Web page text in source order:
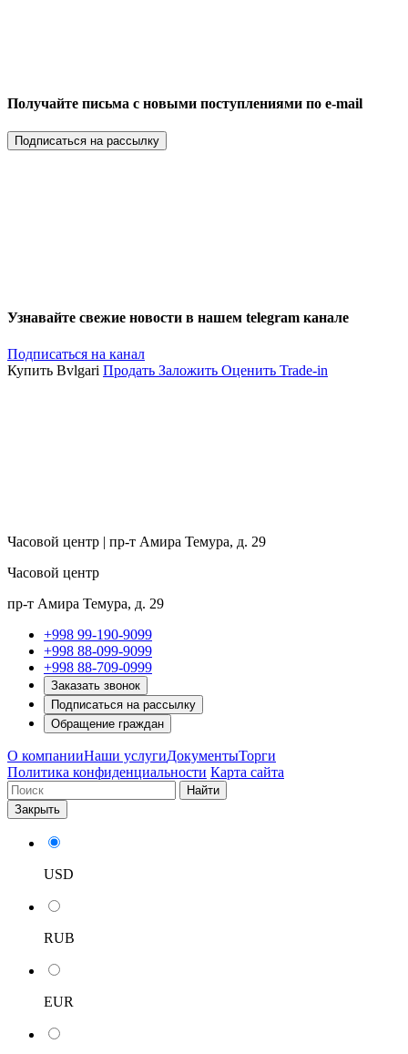
Получайте письма с новыми поступлениями по e-mail
Подписаться на рассылку
Узнавайте свежие новости в нашем telegram канале
Подписаться на канал
Купить Bvlgari Продать Заложить Оценить Trade-in
Часовой центр | пр-т Амира Темура, д. 29
Часовой центр
пр-т Амира Темура, д. 29
+998 99-190-9099
+998 88-099-9099
+998 88-709-0999
Заказать звонок
Подписаться на рассылку
Обращение граждан
О компанииНаши услугиДокументыТорги
Политика конфиденциальности Карта сайта
Найти
Закрыть
USD
RUB
EUR